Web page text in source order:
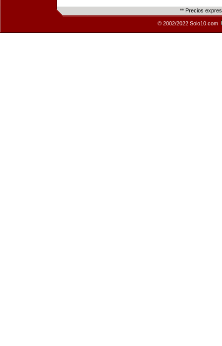
** Precios
© 2002/2022 Solo10.com